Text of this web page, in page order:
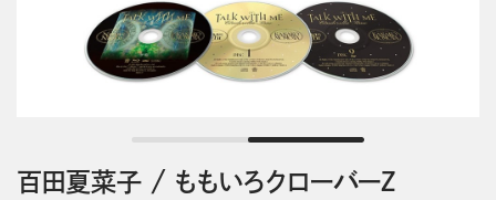
百田夏菜子/ ももいろクローバーＺ